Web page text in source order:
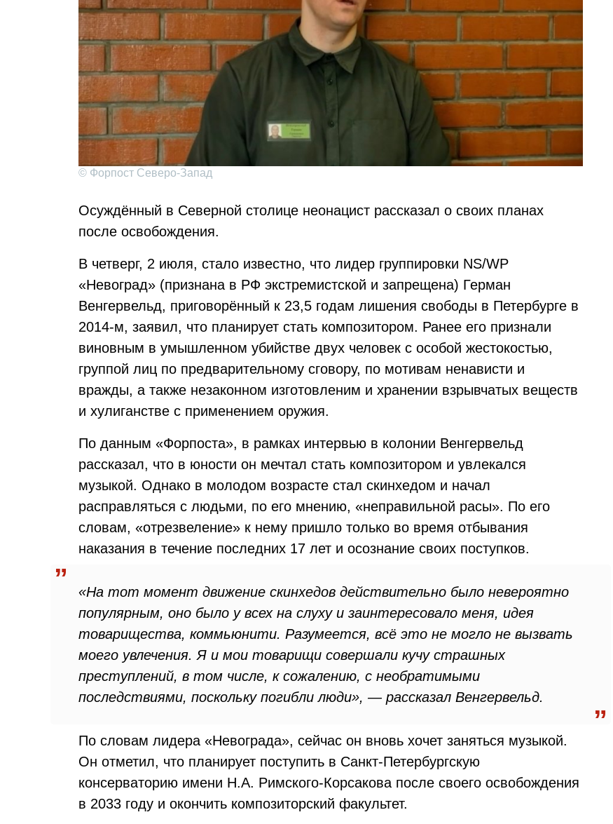
© Форпост Северо-Запад
Осуждённый в Северной столице неонацист рассказал о своих планах
после освобождения.
В четверг, 2 июля, стало известно, что лидер группировки NS/WP
«Невоград» (признана в РФ экстремистской и запрещена) Герман
Венгервельд, приговорённый к 23,5 годам лишения свободы в Петербурге в
2014-м, заявил, что планирует стать композитором. Ранее его признали
виновным в умышленном убийстве двух человек с особой жестокостью,
группой лиц по предварительному сговору, по мотивам ненависти и
вражды, а также незаконном изготовленим и хранении взрывчатых веществ
и хулиганстве с применением оружия.
По данным «Форпоста», в рамках интервью в колонии Венгервельд
рассказал, что в юности он мечтал стать композитором и увлекался
музыкой. Однако в молодом возрасте стал скинхедом и начал
расправляться с людьми, по его мнению, «неправильной расы». По его
словам, «отрезвеление» к нему пришло только во время отбывания
наказания в течение последних 17 лет и осознание своих поступков.
«На тот момент движение скинхедов действительно было невероятно
популярным, оно было у всех на слуху и заинтересовало меня, идея
товарищества, коммьюнити. Разумеется, всё это не могло не вызвать
моего увлечения. Я и мои товарищи совершали кучу страшных
преступлений, в том числе, к сожалению, с необратимыми
последствиями, поскольку погибли люди», — рассказал Венгервельд.
По словам лидера «Невограда», сейчас он вновь хочет заняться музыкой.
Он отметил, что планирует поступить в Санкт-Петербургскую
консерваторию имени Н.А. Римского-Корсакова после своего освобождения
в 2033 году и окончить композиторский факультет.